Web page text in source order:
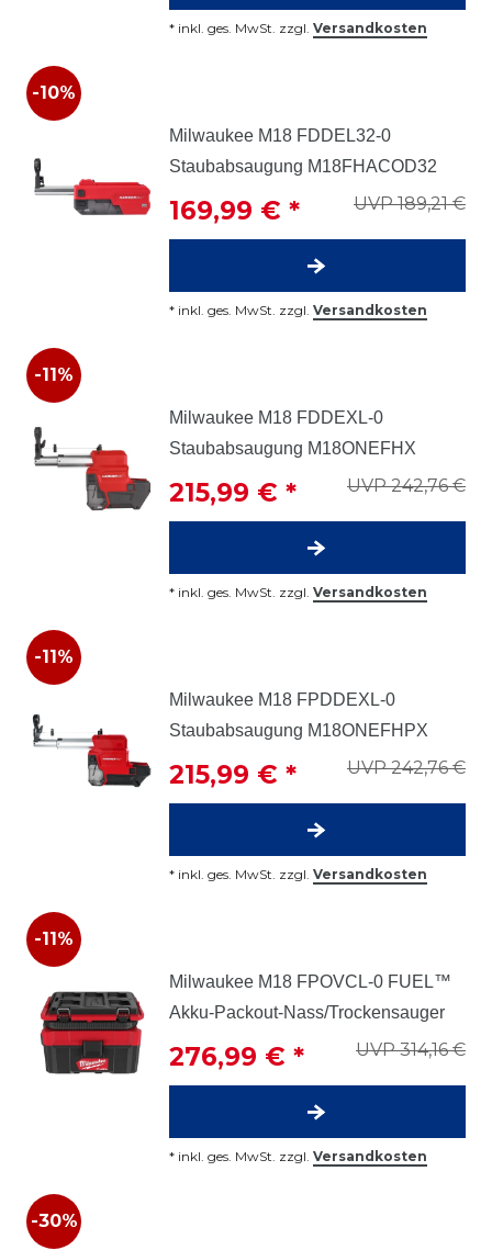
* inkl. ges. MwSt. zzgl. Versandkosten
-10%
Milwaukee M18 FDDEL32-0
Staubabsaugung M18FHACOD32
UVP 189,21 €
169,99 € *
* inkl. ges. MwSt. zzgl. Versandkosten
-11%
Milwaukee M18 FDDEXL-0
Staubabsaugung M18ONEFHX
UVP 242,76 €
215,99 € *
* inkl. ges. MwSt. zzgl. Versandkosten
-11%
Milwaukee M18 FPDDEXL-0
Staubabsaugung M18ONEFHPX
UVP 242,76 €
215,99 € *
* inkl. ges. MwSt. zzgl. Versandkosten
-11%
Milwaukee M18 FPOVCL-0 FUEL™
Akku-Packout-Nass/Trockensauger
UVP 314,16 €
276,99 € *
* inkl. ges. MwSt. zzgl. Versandkosten
-30%